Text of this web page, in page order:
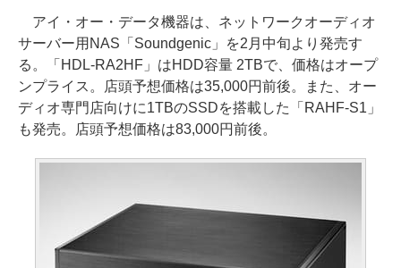
アイ・オー・データ機器は、ネットワークオーディオ
サーバー用NAS「Soundgenic」を2月中旬より発売す
る。「HDL-RA2HF」はHDD容量 2TBで、価格はオープ
ンプライス。店頭予想価格は35,000円前後。また、オー
ディオ専門店向けに1TBのSSDを搭載した「RAHF-S1」
も発売。店頭予想価格は83,000円前後。